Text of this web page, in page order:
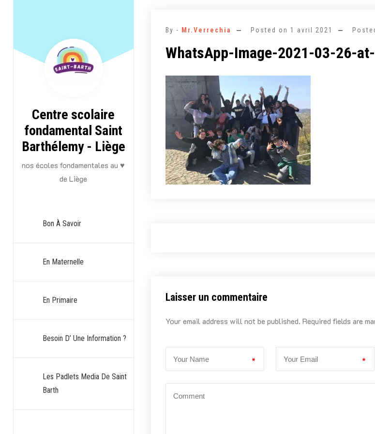
Centre scolaire
fondamental Saint
Barthélemy - Liège
nos écoles fondamentales au ♥
de Liège
Bon À Savoir
En Maternelle
En Primaire
Besoin D’ Une Information ?
Les Padlets Media De Saint
Barth
By - Mr.Verrechia Posted on 1 avril 2021
WhatsApp-Image-2021-03-26-
Laisser un commentaire
Your email address will not be published. Required fields are
* *